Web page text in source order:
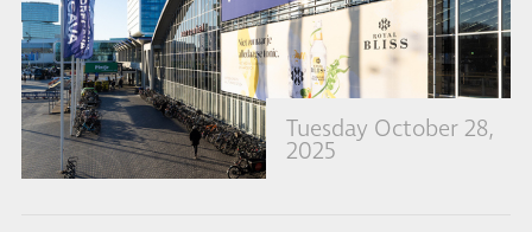
Tuesday October 28,
2025